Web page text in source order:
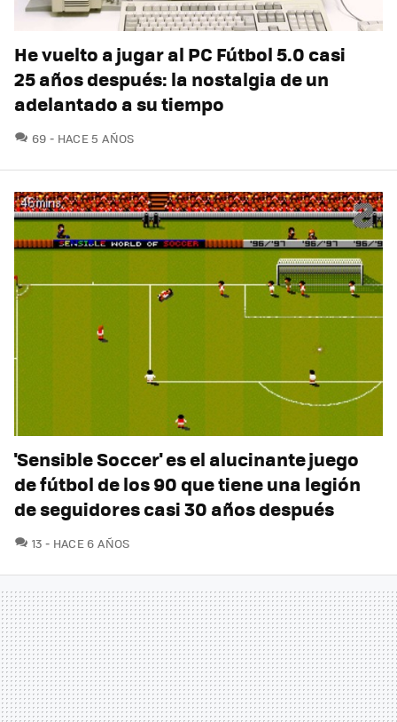
He vuelto a jugar al PC Fútbol 5.0 casi
25 años después: la nostalgia de un
adelantado a su tiempo
69 COMENTARIOS
HACE 5 AÑOS
'Sensible Soccer' es el alucinante juego
de fútbol de los 90 que tiene una legión
de seguidores casi 30 años después
13 COMENTARIOS
HACE 6 AÑOS